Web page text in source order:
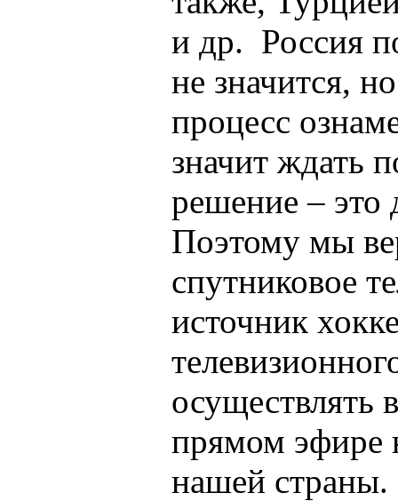
и др. Россия
не значится,
процесс
значит ждать
решение – это
Поэтому мы
спутниковое
источник
осуществлять
прямом эфире
нашей страны.